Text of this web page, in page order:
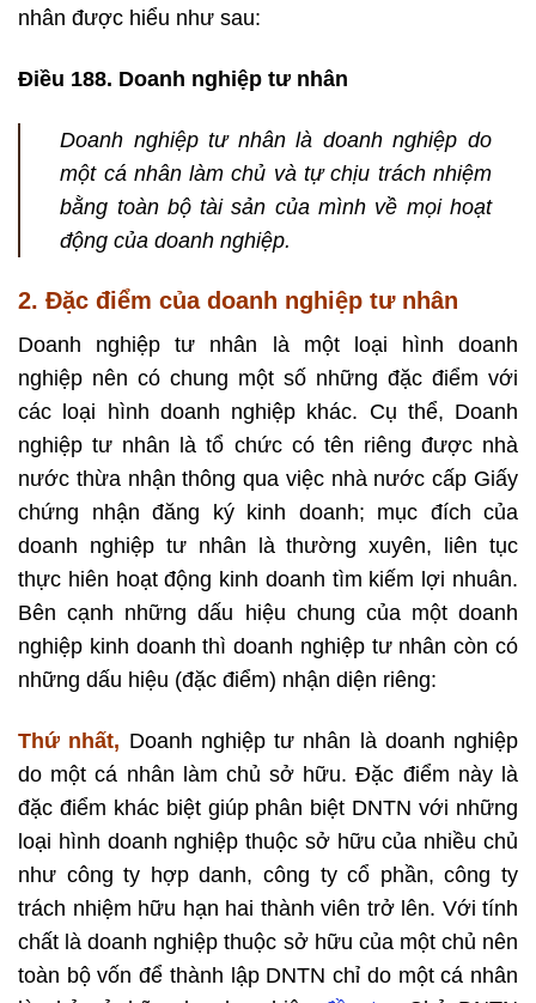
nhân được hiểu như sau:
Điều 188. Doanh nghiệp tư nhân
Doanh nghiệp tư nhân là doanh nghiệp do
một cá nhân làm chủ và tự chịu trách nhiệm
bằng toàn bộ tài sản của mình về mọi hoạt
động của doanh nghiệp.
2. Đặc điểm của doanh nghiệp tư nhân
Doanh nghiệp tư nhân là một loại hình doanh
nghiệp nên có chung một số những đặc điểm với
các loại hình doanh nghiệp khác. Cụ thể, Doanh
nghiệp tư nhân là tổ chức có tên riêng được nhà
nước thừa nhận thông qua việc nhà nước cấp Giấy
chứng nhận đăng ký kinh doanh; mục đích của
doanh nghiệp tư nhân là thường xuyên, liên tục
thực hiên hoạt động kinh doanh tìm kiếm lợi nhuân.
Bên cạnh những dấu hiệu chung của một doanh
nghiệp kinh doanh thì doanh nghiệp tư nhân còn có
những dấu hiệu (đặc điểm) nhận diện riêng:
Thứ nhất, Doanh nghiệp tư nhân là doanh nghiệp
do một cá nhân làm chủ sở hữu. Đặc điểm này là
đặc điểm khác biệt giúp phân biệt DNTN với những
loại hình doanh nghiệp thuộc sở hữu của nhiều chủ
như công ty hợp danh, công ty cổ phần, công ty
trách nhiệm hữu hạn hai thành viên trở lên. Với tính
chất là doanh nghiệp thuộc sở hữu của một chủ nên
toàn bộ vốn để thành lập DNTN chỉ do một cá nhân